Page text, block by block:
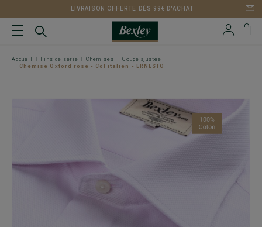
LIVRAISON OFFERTE DÈS 99€ D'ACHAT
Accueil Fins de série Chemises
Coupe ajustée
Chemise Oxford rose - Col italien - ERNESTO